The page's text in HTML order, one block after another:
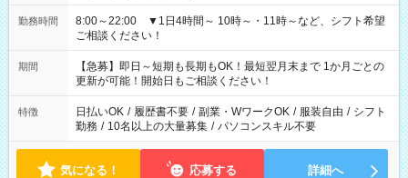
勤務時間
8:00～22:00 ▼1日4時間～ 10時～・11時～など、シフト希望
ご相談ください！
期間
【急募】即日～短期も長期もOK！最短翌月末まで 1か月ごとの
更新が可能！開始日もご相談ください！
特徴 日払いOK / 履歴書不要 / 副業・WワークOK / 服装自由 / シフト
勤務 / 10名以上の大量募集 / パソコンスキル不要
気になる！ 応募する 詳細へ